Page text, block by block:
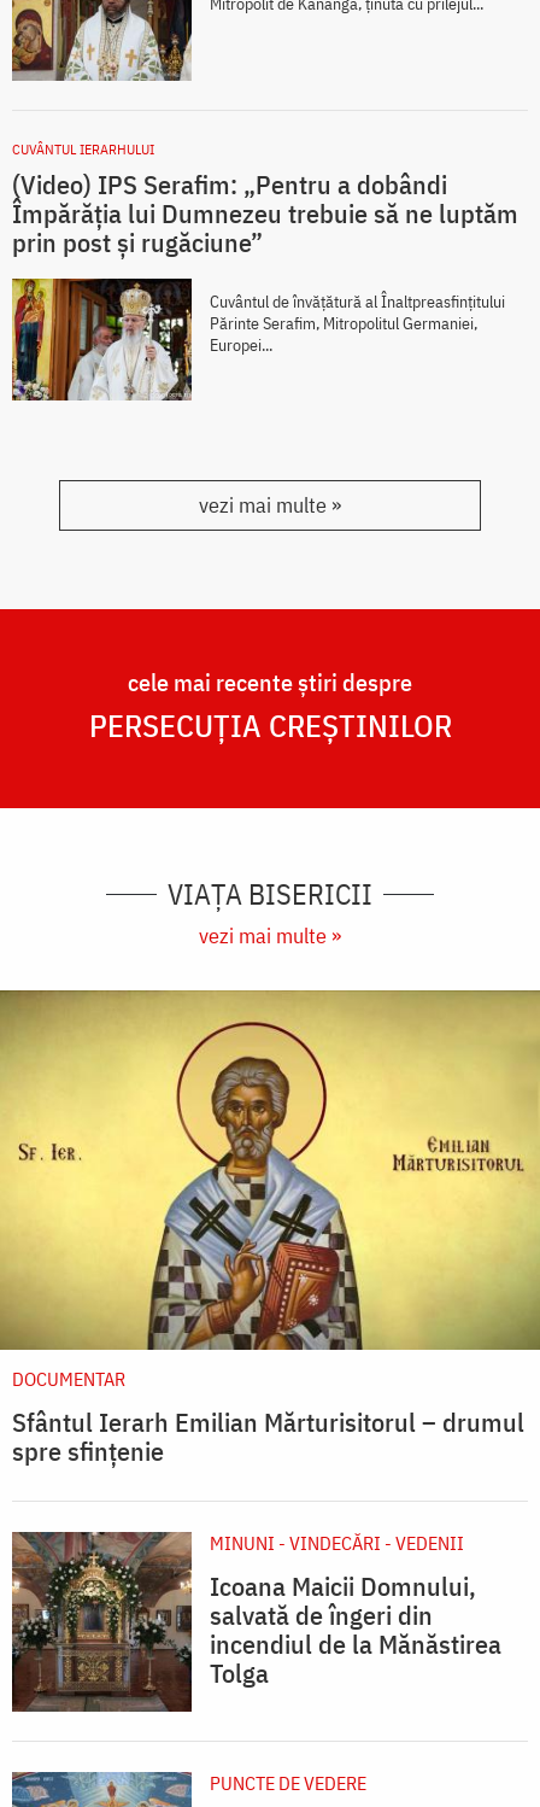
CUVÂNTUL IERARHULUI
(Video) IPS Serafim: „Pentru a dobândi
Împărăția lui Dumnezeu trebuie să ne luptăm
prin post și rugăciune”
Cuvântul de învățătură al Înaltpreasfințitului
Părinte Serafim, Mitropolitul Germaniei,
Europei...
vezi mai multe »
cele mai recente știri despre
PERSECUȚIA CREȘTINILOR
VIAȚA BISERICII
vezi mai multe »
DOCUMENTAR
Sfântul Ierarh Emilian Mărturisitorul – drumul
spre sfințenie
MINUNI - VINDECĂRI - VEDENII
Icoana Maicii Domnului,
salvată de îngeri din
incendiul de la Mănăstirea
Tolga
PUNCTE DE VEDERE